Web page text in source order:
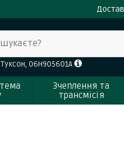
06H905601A
Зчеплення та
трансмісія